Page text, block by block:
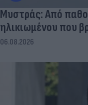
Μυστράς: Από
ηλικιωμένου που
06.08.2026